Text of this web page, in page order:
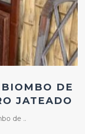
DE
JATEADO
de ..